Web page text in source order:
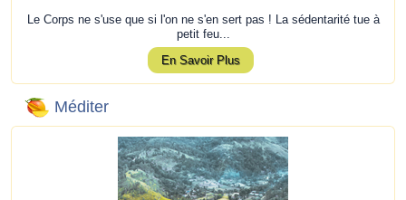
Le Corps ne s'use que si l'on ne s'en sert pas ! La sédentarité tue à
petit feu...
En Savoir Plus
Méditer